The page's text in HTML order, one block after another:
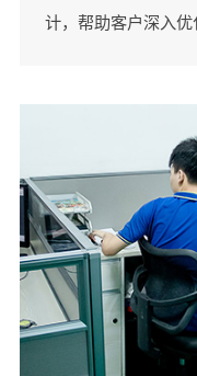
计，帮助客户深入优